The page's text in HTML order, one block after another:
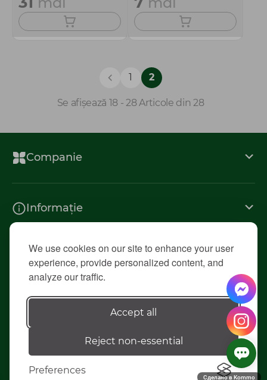
We use cookies on our site to enhance your user
experience, provide personalized content, and
analyze our traffic.
Accept all
Reject non-essential
Preferences
1 2
Se afișează 18 - 28 Articole din 28
Companie
Informație
Contacte
© 2026 «Diolsem»
Elaborarea siteului - ilab.md
Сделано в Kommo